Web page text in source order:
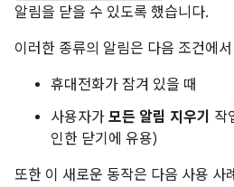
알림을 닫을 수 있도록 했습니다.
이러한 종류의 알림은 다음 조건에
휴대전화가 잠겨 있을 때
사용자가 모든 알림 지우기 작
인한 닫기에 유용)
또한 이 새로운 동작은 다음 사용 사